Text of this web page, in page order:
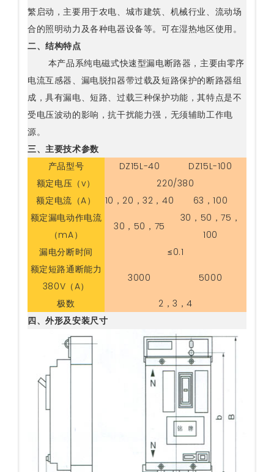
繁启动，主要用于农电、城市建筑、机械行业、流动场
合的照明动力及各种电器设备等。可在湿热地区使用。
二、结构特点
本产品系纯电磁式快速型漏电断路器，主要由零序
电流互感器、漏电脱扣器带过载及短路保护的断路器组
成，具有漏电、短路、过载三种保护功能，其特点是不
受电压波动的影响，抗干扰能力强，无须辅助工作电
源。
三、主要技术参数
产品型号
DZ15L-40
DZ15L-100
额定电压（v）
220/380
额定电流（A）
10，20，32，40
63，100
额定漏电动作电流
（mA）
30，50，75
30，50，75，
100
漏电分断时间
≤0.1
额定短路通断能力
380V（A）
3000 5000
极数
2，3，4
四、外形及安装尺寸